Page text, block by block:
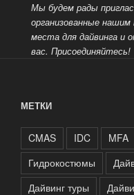
Мы будем рады
организованные
места для дайвинга и
вас. Присоединяйтесь!
МЕТКИ
CMAS IDC MFA
Гидрокостюмы
Дайвинг туры